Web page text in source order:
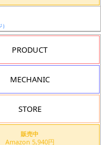
PRODUCT
MECHANIC
STORE
販売中
Amazon 5,940円